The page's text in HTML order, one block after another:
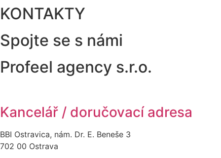
KONTAKTY
Spojte se s námi
Profeel agency s.r.o.
Kancelář / doručovací adresa
BBI Ostravica, nám. Dr. E. Beneše 3
702 00 Ostrava